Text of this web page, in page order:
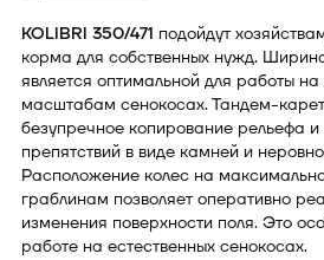
KOLIBRI 350/471 подойдут
корма для собственных нужд.
является оптимальной для работы
масштабам сенокосах. Тандем-
безупречное копирование рельефа
препятствий в виде камней и
Расположение колес на
граблинам позволяет оперативно
изменения поверхности поля. Это
работе на естественных сенокосах.